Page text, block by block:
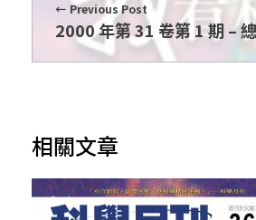
Previous Post
2000 年第 31 卷第 1 期 –
相關文章